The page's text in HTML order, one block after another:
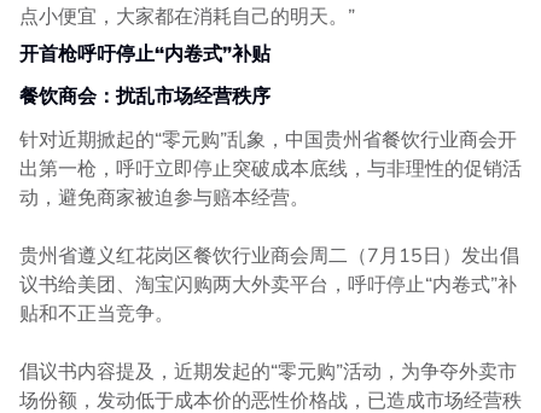
点小便宜，大家都在消耗自己的明天。”
开首枪呼吁停止“内卷式”补贴
餐饮商会：扰乱市场经营秩序
针对近期掀起的“零元购”乱象，中国贵州省餐饮行业商会开
出第一枪，呼吁立即停止突破成本底线，与非理性的促销活
动，避免商家被迫参与赔本经营。
贵州省遵义红花岗区餐饮行业商会周二（7月15日）发出倡
议书给美团、淘宝闪购两大外卖平台，呼吁停止“内卷式”补
贴和不正当竞争。
倡议书内容提及，近期发起的“零元购”活动，为争夺外卖市
场份额，发动低于成本价的恶性价格战，已造成市场经营秩